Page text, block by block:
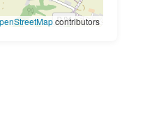
contributors